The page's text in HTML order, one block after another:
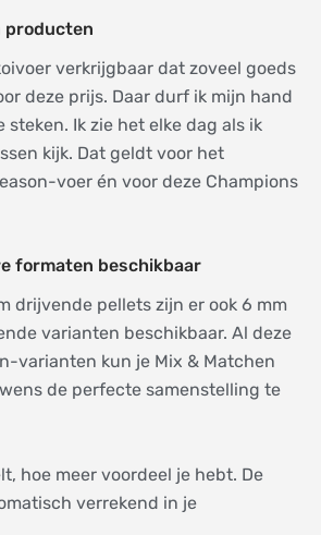
producten
verkrijgbaar dat zoveel goeds
deze prijs. Daar durf ik mijn hand
Ik zie het elke dag als ik
kijk. Dat geldt voor het
voer én voor deze Champions
formaten beschikbaar
drijvende pellets zijn er ook 6 mm
varianten beschikbaar. Al deze
varianten kun je Mix & Matchen
de perfecte samenstelling te
hoe meer voordeel je hebt. De
verrekend in je